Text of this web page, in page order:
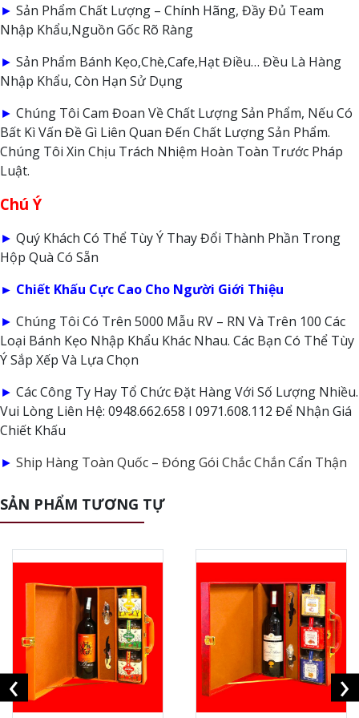
► Sản Phẩm Chất Lượng – Chính Hãng, Đầy Đủ Team
Nhập Khẩu,Nguồn Gốc Rõ Ràng
► Sản Phẩm Bánh Kẹo,Chè,Cafe,Hạt Điều… Đều Là Hàng
Nhập Khẩu, Còn Hạn Sử Dụng
► Chúng Tôi Cam Đoan Về Chất Lượng Sản Phẩm, Nếu Có
Bất Kì Vấn Đề Gì Liên Quan Đến Chất Lượng Sản Phẩm.
Chúng Tôi Xin Chịu Trách Nhiệm Hoàn Toàn Trước Pháp
Luật.
Chú Ý
► Quý Khách Có Thể Tùy Ý Thay Đổi Thành Phần Trong
Hộp Quà Có Sẵn
► Chiết Khấu Cực Cao Cho Người Giới Thiệu
► Chúng Tôi Có Trên 5000 Mẫu RV – RN Và Trên 100 Các
Loại Bánh Kẹo Nhập Khẩu Khác Nhau. Các Bạn Có Thể Tùy
Ý Sắp Xếp Và Lựa Chọn
► Các Công Ty Hay Tổ Chức Đặt Hàng Với Số Lượng Nhiều.
Vui Lòng Liên Hệ: 0948.662.658 I 0971.608.112 Để Nhận Giá
Chiết Khấu
► Ship Hàng Toàn Quốc – Đóng Gói Chắc Chắn Cẩn Thận
SẢN PHẨM TƯƠNG TỰ
‹ ›